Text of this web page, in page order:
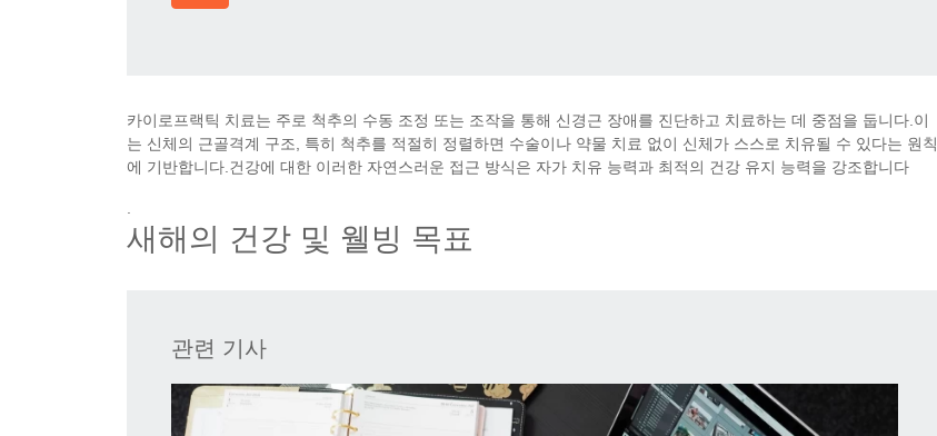
카이로프랙틱 치료는 주로 척추의 수동 조정 또는 조작을 통해 신경근 장애를 진단하고 치료하는 데 중점을 둡니다.이
는 신체의 근골격계 구조, 특히 척추를 적절히 정렬하면 수술이나 약물 치료 없이 신체가 스스로 치유될 수 있다는 원칙
에 기반합니다.건강에 대한 이러한 자연스러운 접근 방식은 자가 치유 능력과 최적의 건강 유지 능력을 강조합니다
새해의 건강 및 웰빙 목표
관련 기사